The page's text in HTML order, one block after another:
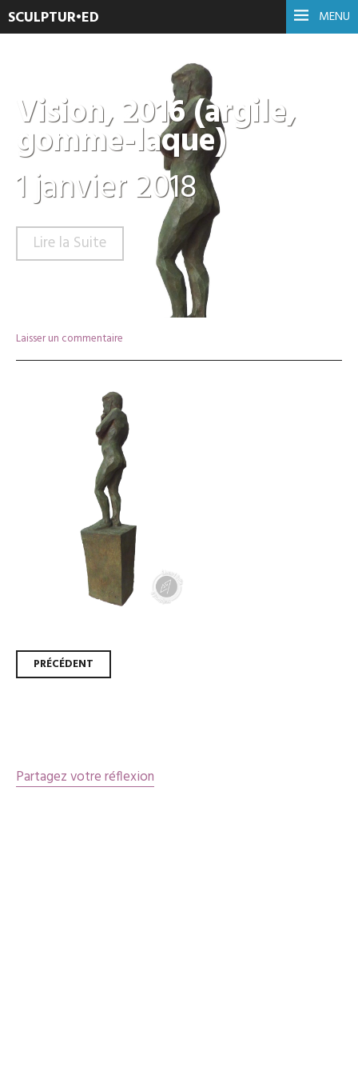
MENU
SCULPTUR•ED
Vision, 2016 (argile,
gomme-laque)
1 janvier 2018
Lire la Suite
Laisser un commentaire
Navigation
PRÉCÉDENT
Partagez votre réflexion